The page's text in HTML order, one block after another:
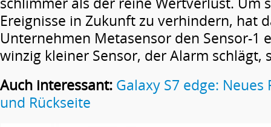
Ereignisse in Zukunft zu verhindern, hat
Unternehmen Metasensor den Sensor-1
winzig kleiner Sensor, der Alarm
Auch interessant: Galaxy S7 edge:
und Rückseite